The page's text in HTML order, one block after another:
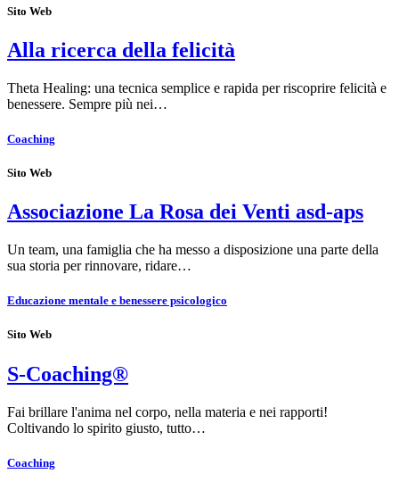
Sito Web
Alla ricerca della felicità
Theta Healing: una tecnica semplice e rapida per riscoprire felicità e
benessere. Sempre più nei…
Coaching
Sito Web
Associazione La Rosa dei Venti asd-aps
Un team, una famiglia che ha messo a disposizione una parte della
sua storia per rinnovare, ridare…
Educazione mentale e benessere psicologico
Sito Web
S-Coaching®
Fai brillare l'anima nel corpo, nella materia e nei rapporti!
Coltivando lo spirito giusto, tutto…
Coaching